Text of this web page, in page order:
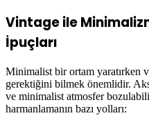
Vintage ile
İpuçları
Minimalist bir ortam yaratırken
gerektiğini bilmek önemlidir.
ve minimalist atmosfer
harmanlamanın bazı yolları: